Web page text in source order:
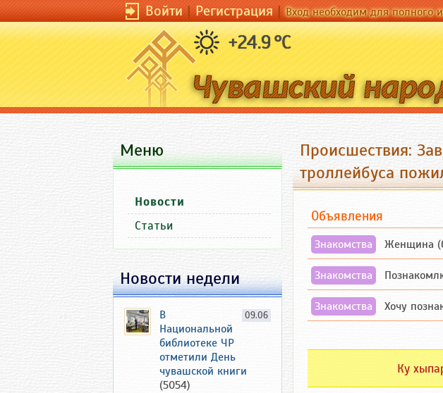
Войти|Регистрация|Вход необходим для полного
+24.9 °C
Происшествия:
троллейбуса
Объявления
Знакомства Женщина
Знакомства
Знакомства Хочу
Ку
Меню
Новости
Статьи
Новости недели
09.06
В
Национальной
библиотеке ЧР
отметили День
чувашской книги
(5054)